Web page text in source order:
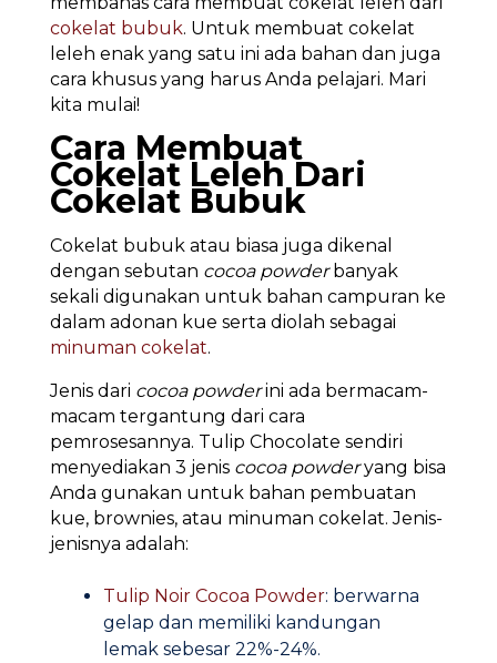
cokelat bubuk. Untuk membuat cokelat
leleh enak yang satu ini ada bahan dan juga
cara khusus yang harus Anda pelajari. Mari
kita mulai!
Cara Membuat
Cokelat Leleh Dari
Cokelat Bubuk
Cokelat bubuk atau biasa juga dikenal
dengan sebutan cocoa powderbanyak
sekali digunakan untuk bahan campuran ke
dalam adonan kue serta diolah sebagai
minuman cokelat.
Jenis dari cocoa powderini ada bermacam-
macam tergantung dari cara
pemrosesannya. Tulip Chocolate sendiri
menyediakan 3 jenis cocoa powderyang bisa
Anda gunakan untuk bahan pembuatan
kue, brownies, atau minuman cokelat. Jenis-
jenisnya adalah:
Tulip Noir Cocoa Powder: berwarna
gelap dan memiliki kandungan
lemak sebesar 22%-24%.